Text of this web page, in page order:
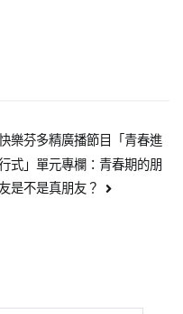
樂芬多精廣播節目「青春進
式」單元專欄：青春期的朋
友是不是真朋友？